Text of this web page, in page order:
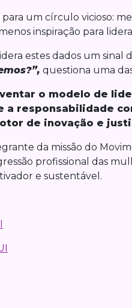
um círculo vicioso:
inspiração para
estes dados um sinal
questiona uma
o modelo de
a responsabilidade
de inovação e
da missão do
profissional das
e sustentável.